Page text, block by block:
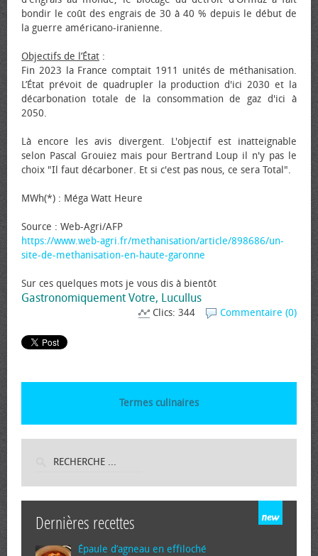
bondir le coût des engrais de 30 à 40 % depuis le début de
la guerre américano-iranienne.
Objectifs de l’État :
Fin 2023 la France comptait 1911 unités de méthanisation.
L’État prévoit de quadrupler la production d'ici 2030 et la
décarbonation totale de la consommation de gaz d'ici à
2050.
Là encore les avis divergent. L'objectif est inatteignable
selon Pascal Grouiez mais pour Bertrand Loup il n'y pas le
choix "Il faut décarboner. Et si c'est pas nous, ce sera Total".
MWh(*) : Méga Watt Heure
Source : Web-Agri/AFP
https://www.web-agri.fr/methanisation/article/898686/un-
site-de-methanisation-en-haute-garonne
Sur ces quelques mots je vous dis à bientôt
Gastronomiquement Votre, Lucullus
Commentaire (0)
Clics: 344
Termes culinaires
Dernières recettes
Épaule d’agneau en effiloché